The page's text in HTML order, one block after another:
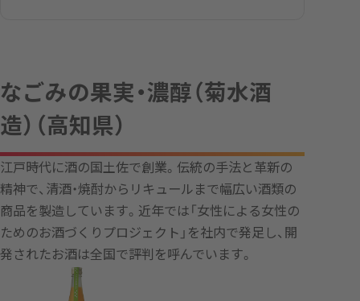
なごみの果実・濃醇（菊水酒
造）（高知県）
江戸時代に酒の国土佐で創業。伝統の手法と革新の
精神で、清酒・焼酎からリキュールまで幅広い酒類の
商品を製造しています。近年では「女性による女性の
ためのお酒づくりプロジェクト」を社内で発足し、開
発されたお酒は全国で評判を呼んでいます。